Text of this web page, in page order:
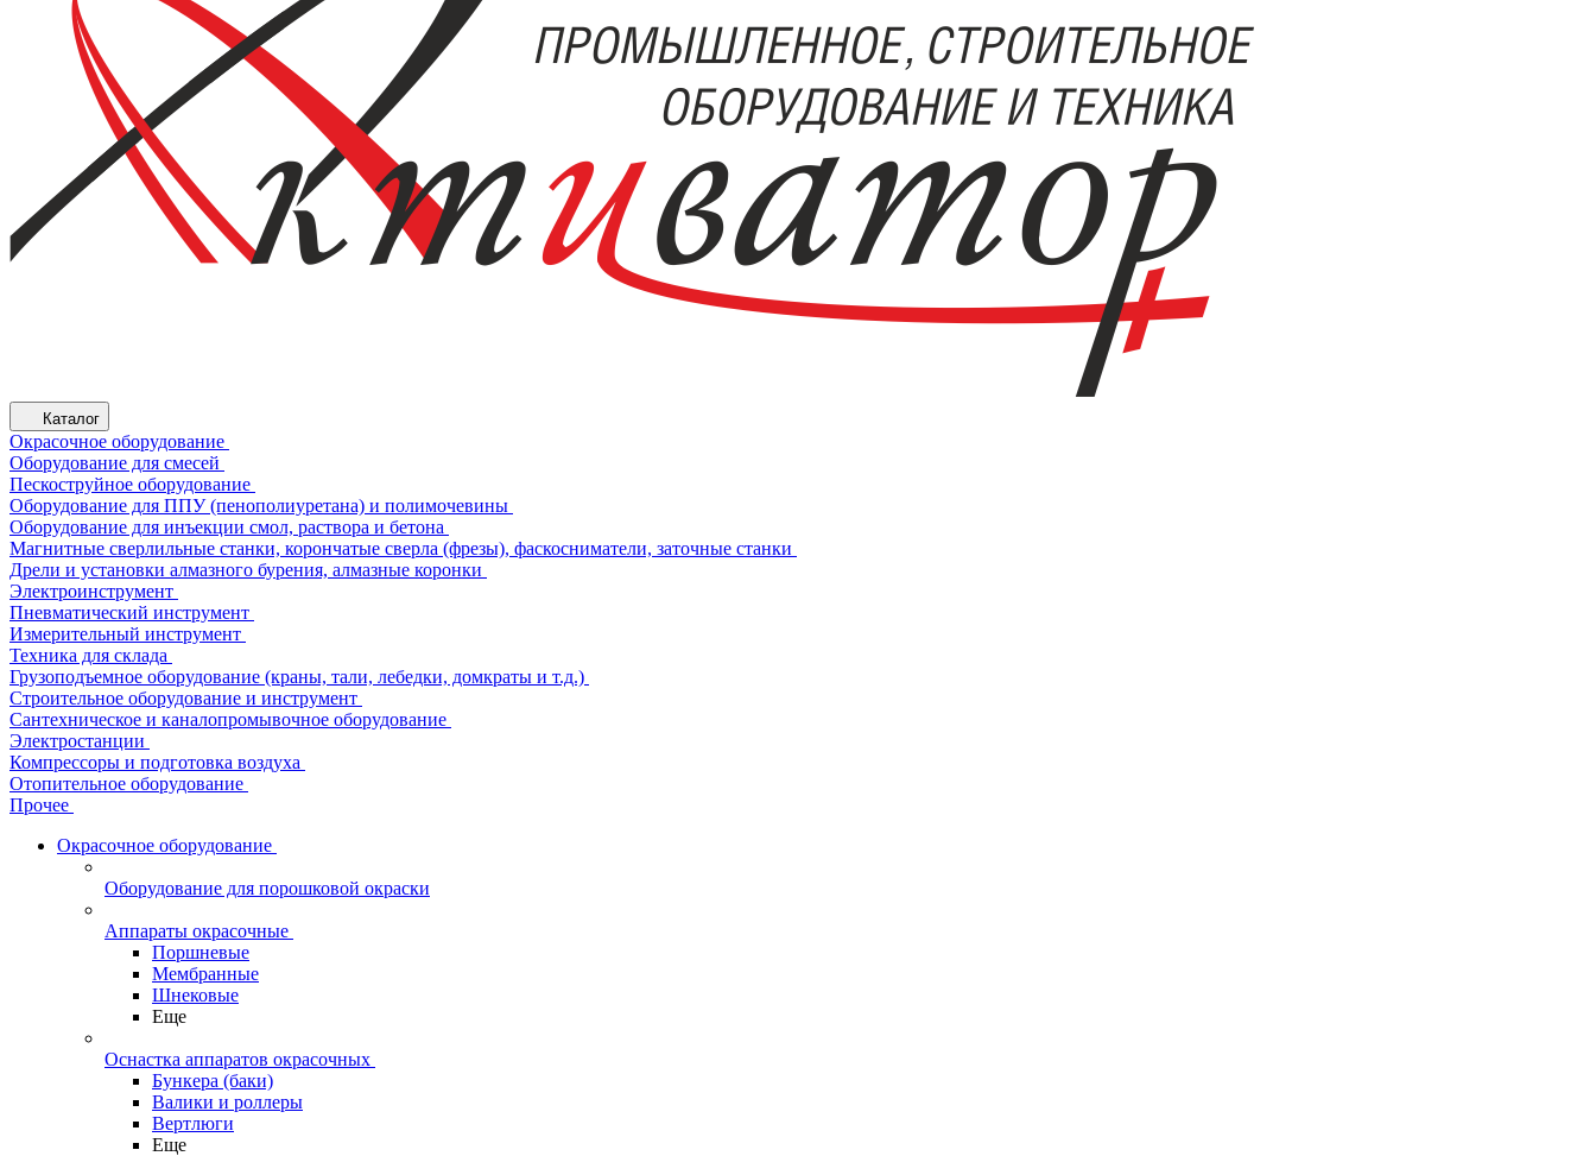
Каталог
Окрасочное оборудование
Оборудование для смесей
Пескоструйное оборудование
Оборудование для ППУ (пенополиуретана) и полимочевины
Оборудование для инъекции смол, раствора и бетона
Магнитные сверлильные станки, корончатые сверла (фрезы), фаскосниматели, заточные станки
Дрели и установки алмазного бурения, алмазные коронки
Электроинструмент
Пневматический инструмент
Измерительный инструмент
Техника для склада
Грузоподъемное оборудование (краны, тали, лебедки, домкраты и т.д.)
Строительное оборудование и инструмент
Сантехническое и каналопромывочное оборудование
Электростанции
Компрессоры и подготовка воздуха
Отопительное оборудование
Прочее
Окрасочное оборудование
Оборудование для порошковой окраски
Аппараты окрасочные
Поршневые
Мембранные
Шнековые
Еще
Оснастка аппаратов окрасочных
Бункера (баки)
Валики и роллеры
Вертлюги
Еще